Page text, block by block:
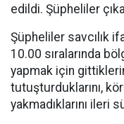
edildi. Şüpheliler
Şüpheliler savcılık
10.00 sıralarında
yapmak için
tutuşturduklarını,
yakmadıklarını ileri